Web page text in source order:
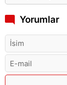
Yorumlar